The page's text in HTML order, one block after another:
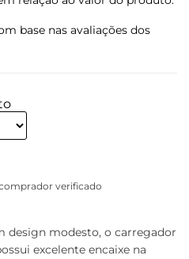
Motorola One Macro,
Plus, Moto G60s, Moto
G41, Motorola Edge 30
Motorola Edge 30 Pro e
G23, Moto G53, Moto G73,
base nas avaliações dos
verificado
design modesto, o carregador
excelente encaixe na